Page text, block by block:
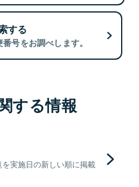
する
号をお調べします。
する情報
実施日の新しい順に掲載